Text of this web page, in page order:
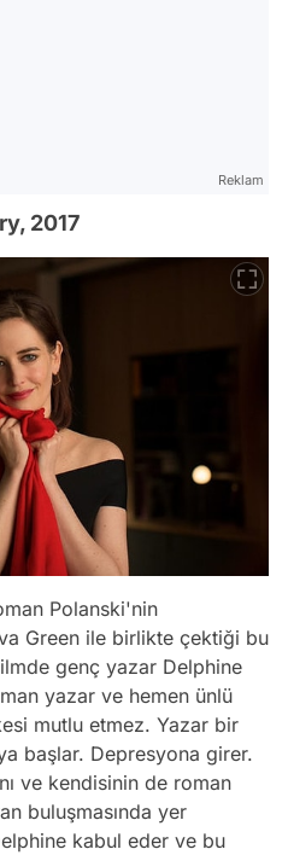
Reklam
2017
Polanski'nin
Green ile birlikte çektiği bu
genç yazar Delphine
yazar ve hemen ünlü
mutlu etmez. Yazar bir
başlar. Depresyona girer.
ve kendisinin de roman
buluşmasında yer
kabul eder ve bu